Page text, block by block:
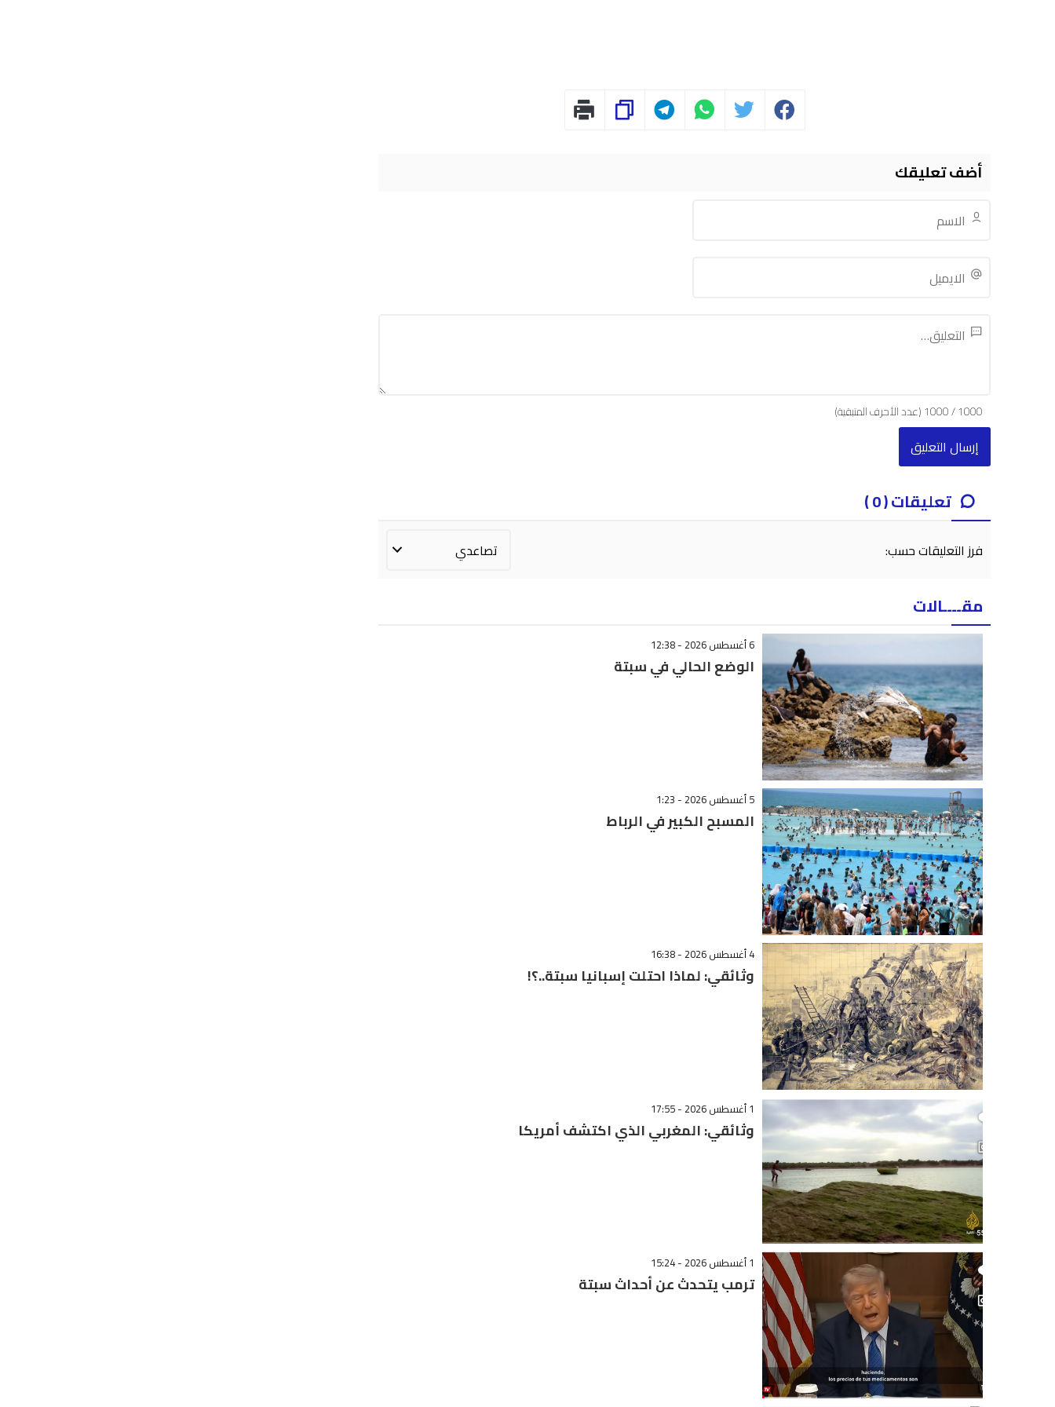
أضف تعليقك
1000
/
1000(عدد الأحرف المتبقية)
تعليقات ( 0 )
فرز التعليقات حسب:
مقــــالات
6 أغسطس 2026 - 12:38
الوضع الحالي في سبتة
5 أغسطس 2026 - 1:23
المسبح الكبير في الرباط
4 أغسطس 2026 - 16:38
وثائقي: لماذا احتلت إسبانيا سبتة..؟!
1 أغسطس 2026 - 17:55
وثائقي: المغربي الذي اكتشف أمريكا
1 أغسطس 2026 - 15:24
ترمب يتحدث عن أحداث سبتة